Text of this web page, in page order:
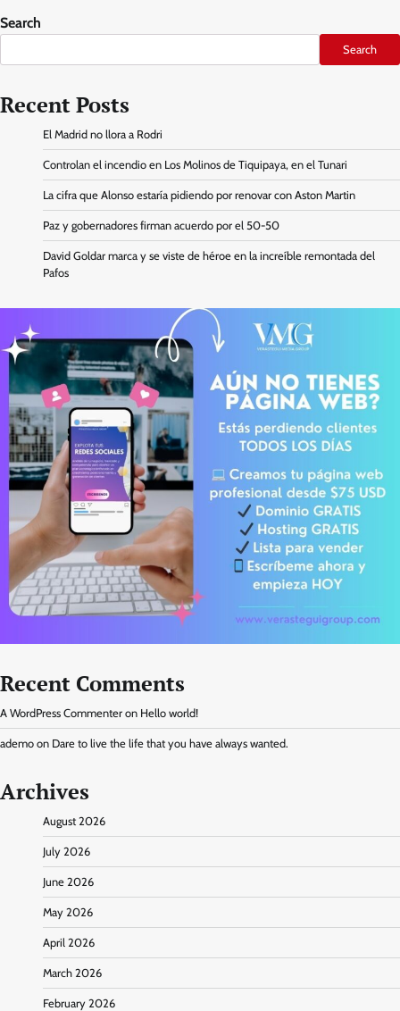
Search
Search
Recent Posts
El Madrid no llora a Rodri
Controlan el incendio en Los Molinos de Tiquipaya, en el Tunari
La cifra que Alonso estaría pidiendo por renovar con Aston Martin
Paz y gobernadores firman acuerdo por el 50-50
David Goldar marca y se viste de héroe en la increíble remontada del
Pafos
Recent Comments
A WordPress Commenter on Hello world!
ademo on Dare to live the life that you have always wanted.
Archives
August 2026
July 2026
June 2026
May 2026
April 2026
March 2026
February 2026